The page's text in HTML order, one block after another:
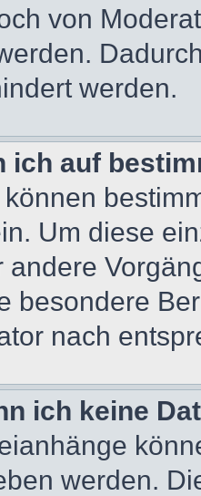
von
werden.
ich auf
Um diese
andere
besondere
nach
ich keine
werden.